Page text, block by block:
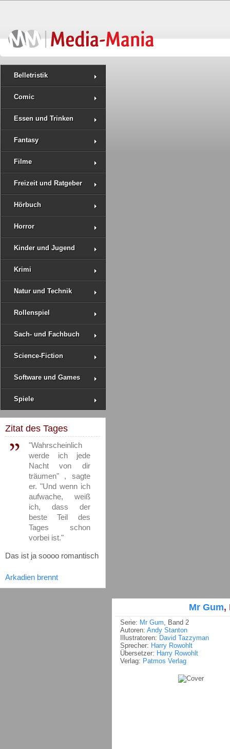
Belletristik
Comic
Essen und Trinken
Fantasy
Filme
Freizeit und Ratgeber
Hörbuch
Horror
Kinder und Jugend
Krimi
Natur und Technik
Rollenspiel
Sach- und Fachbuch
Science-Fiction
Software und Games
Spiele
Zitat des Tages
"Wahrscheinlich
werde ich jede
Nacht von dir
träumen" , sagte
er. "Und wenn ich
aufwache, weiß
ich, dass der
beste Teil des
Tages schon
vorbei ist."
Das ist ja soooo romantisch
Arkadien brennt
Mr Gum,
Serie: Mr Gum, Band 2
Autoren: Andy Stanton
Illustratoren: David Tazzyman
Sprecher: Harry Rowohlt
Übersetzer: Harry Rowohlt
Verlag: Patmos Verlag